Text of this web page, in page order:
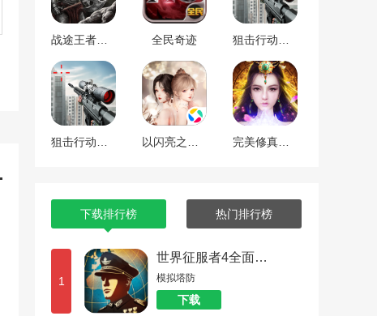
全民奇迹
下载排行榜 热门排行榜
1
世界征服者4全面战争
模拟塔防
下载